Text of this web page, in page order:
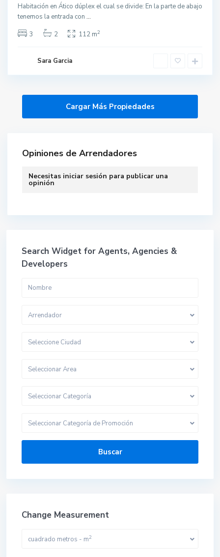
Habitación en Ático dúplex el cual se divide: En la parte de abajo
tenemos la entrada con ...
3
2 112 m2
Sara Garcia
Opiniones de Arrendadores
Necesitas iniciar sesión para publicar una
opinión
Search Widget for Agents, Agencies &
Developers
Arrendador
Seleccione Ciudad
Seleccionar Area
Seleccionar Categoría
Seleccionar Categoría de Promoción
Buscar
Change Measurement
cuadrado metros - m2